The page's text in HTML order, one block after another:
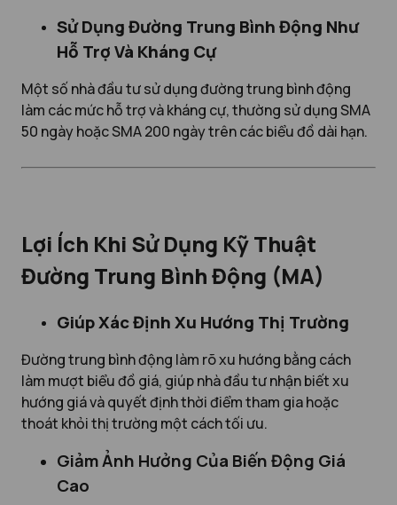
Sử Dụng Đường Trung Bình Động Như
Hỗ Trợ Và Kháng Cự
Một số nhà đầu tư sử dụng đường trung bình động
làm các mức hỗ trợ và kháng cự, thường sử dụng SMA
50 ngày hoặc SMA 200 ngày trên các biểu đồ dài hạn.
Lợi Ích Khi Sử Dụng Kỹ Thuật
Đường Trung Bình Động (MA)
Giúp Xác Định Xu Hướng Thị Trường
Đường trung bình động làm rõ xu hướng bằng cách
làm mượt biểu đồ giá, giúp nhà đầu tư nhận biết xu
hướng giá và quyết định thời điểm tham gia hoặc
thoát khỏi thị trường một cách tối ưu.
Giảm Ảnh Hưởng Của Biến Động Giá
Cao